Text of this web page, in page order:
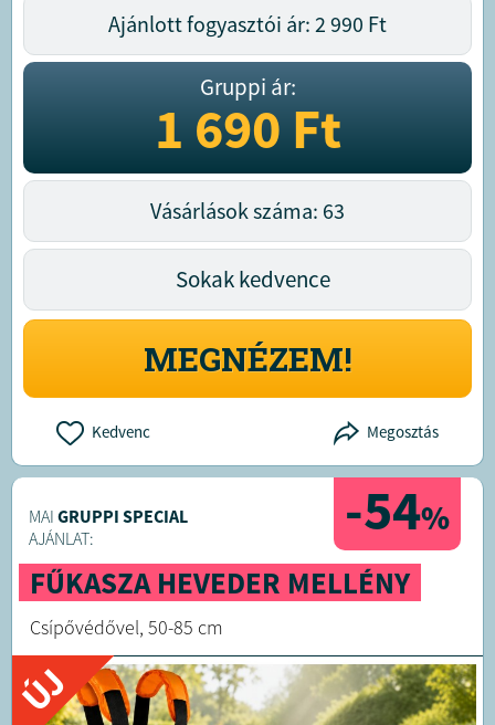
Ajánlott fogyasztói ár: 2 990 Ft
Gruppi ár:
1 690Ft
Vásárlások száma: 63
Sokak kedvence
MEGNÉZEM!
Kedvenc Megosztás
-54%
MAI GRUPPI SPECIAL
AJÁNLAT:
FŰKASZA HEVEDER MELLÉNY
Csípővédővel, 50-85 cm
ÚJ